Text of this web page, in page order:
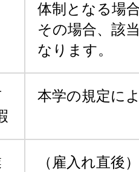
体制となる場
その場合、該
なります。
本学の規定に
（雇入れ直後）